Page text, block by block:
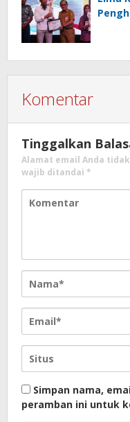
Komentar
Tinggalkan
Alamat email Anda
wajib ditandai *
Simpan nama,
peramban ini untuk